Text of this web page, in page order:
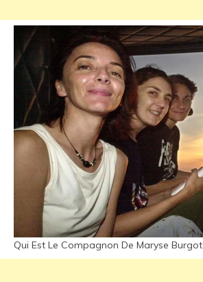
Qui Est Le Compagnon De Maryse Burgot